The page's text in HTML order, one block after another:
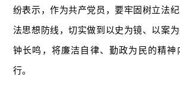
纷表示，作为共产党员，要牢固树立法
法思想防线，切实做到以史为镜、以案
钟长鸣，将廉洁自律、勤政为民的精神
行。
撰